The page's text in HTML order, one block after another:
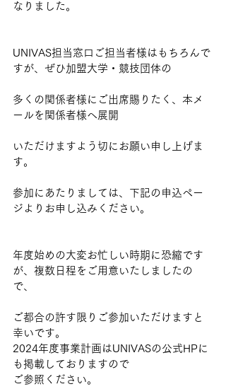
なりました。
UNIVAS担当窓口ご担当者様はもちろんで
すが、ぜひ加盟大学・競技団体の
多くの関係者様にご出席賜りたく、本メ
ールを関係者様へ展開
いただけますよう切にお願い申し上げま
す。
参加にあたりましては、下記の申込ペー
ジよりお申し込みください。
年度始めの大変お忙しい時期に恐縮です
が、複数日程をご用意いたしましたの
で、
ご都合の許す限りご参加いただけますと
幸いです。
2024年度事業計画はUNIVASの公式HPに
も掲載しておりますので
ご参照ください。